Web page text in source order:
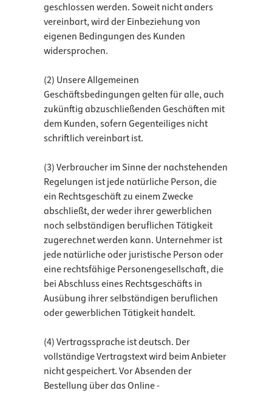
geschlossen werden. Soweit nicht anders
vereinbart, wird der Einbeziehung von
eigenen Bedingungen des Kunden
widersprochen.
(2) Unsere Allgemeinen
Geschäftsbedingungen gelten für alle, auch
zukünftig abzuschließenden Geschäften mit
dem Kunden, sofern Gegenteiliges nicht
schriftlich vereinbart ist.
(3) Verbraucher im Sinne der nachstehenden
Regelungen ist jede natürliche Person, die
ein Rechtsgeschäft zu einem Zwecke
abschließt, der weder ihrer gewerblichen
noch selbständigen beruflichen Tätigkeit
zugerechnet werden kann. Unternehmer ist
jede natürliche oder juristische Person oder
eine rechtsfähige Personengesellschaft, die
bei Abschluss eines Rechtsgeschäfts in
Ausübung ihrer selbständigen beruflichen
oder gewerblichen Tätigkeit handelt.
(4) Vertragssprache ist deutsch. Der
vollständige Vertragstext wird beim Anbieter
nicht gespeichert. Vor Absenden der
Bestellung über das Online -